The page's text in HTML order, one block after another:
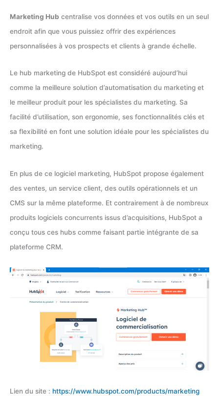
Marketing Hub centralise vos données et vos outils en un seul
endroit afin que vous puissiez offrir des expériences
personnalisées à vos prospects et clients à grande échelle.
Le hub marketing de HubSpot est considéré aujourd’hui
comme la meilleure solution d’automatisation du marketing et
le meilleur produit pour les spécialistes du marketing. Sa
facilité d’utilisation, son ergonomie, ses fonctionnalités clés et
sa flexibilité en font une solution idéale pour les spécialistes du
marketing.
En plus de ce logiciel marketing, HubSpot propose également
des ventes, un service client, des outils opérationnels et un
CMS sur la même plateforme. Et contrairement à de nombreux
produits logiciels concurrents issus d’acquisitions, HubSpot a
conçu tous ces hubs comme faisant partie intégrante de sa
plateforme CRM.
Lien du site : https://www.hubspot.com/products/marketing